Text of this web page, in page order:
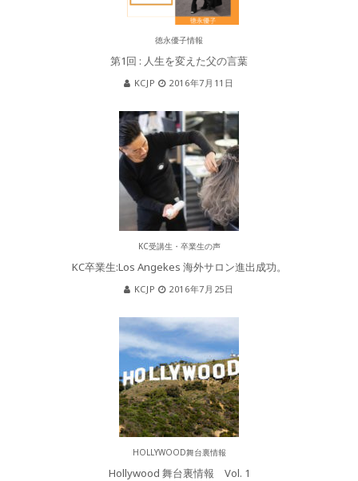
徳永優子情報
第1回 : 人生を変えた父の言葉
KCJP 2016年7月11日
KC受講生・卒業生の声
KC卒業生:Los Angekes 海外サロン進出成功。
KCJP 2016年7月25日
HOLLYWOOD舞台裏情報
Hollywood 舞台裏情報 Vol. 1